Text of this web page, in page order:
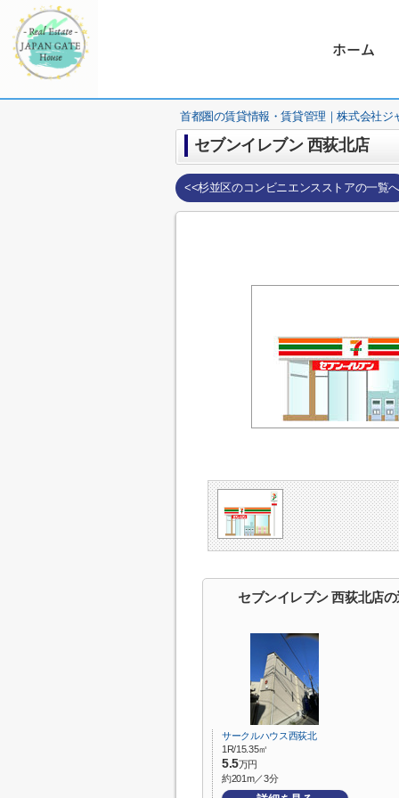
ホーム
首都圏の賃貸情報・賃貸管理｜株式会社ジ
セブンイレブン 西荻北店
<<杉並区のコンビニエンスストアの一覧へ
セブンイレブン 西荻北店
サークルハウス西荻北
1R/15.35㎡
5.5万円
約201m／3分